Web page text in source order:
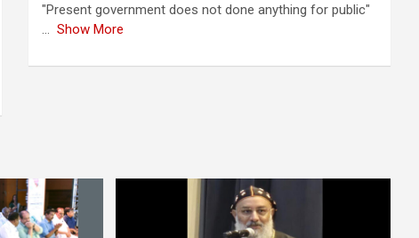
"Present government does not done anything for public"
... Show More